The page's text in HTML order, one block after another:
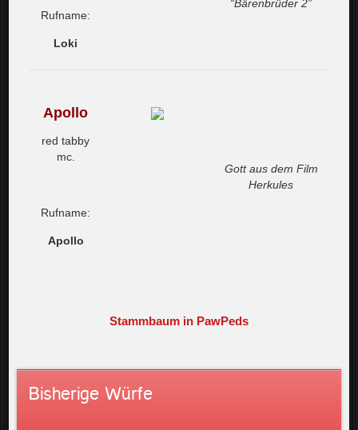
Rufname:
Loki
“Bärenbrüder 2”
Apollo
red tabby
mc.
Rufname:
Apollo
Gott aus dem Film
Herkules
Stammbaum in PawPeds
Bisherige Würfe